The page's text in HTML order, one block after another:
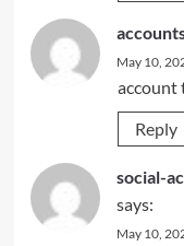
May 10,
account
Reply
social-
says:
May 10,